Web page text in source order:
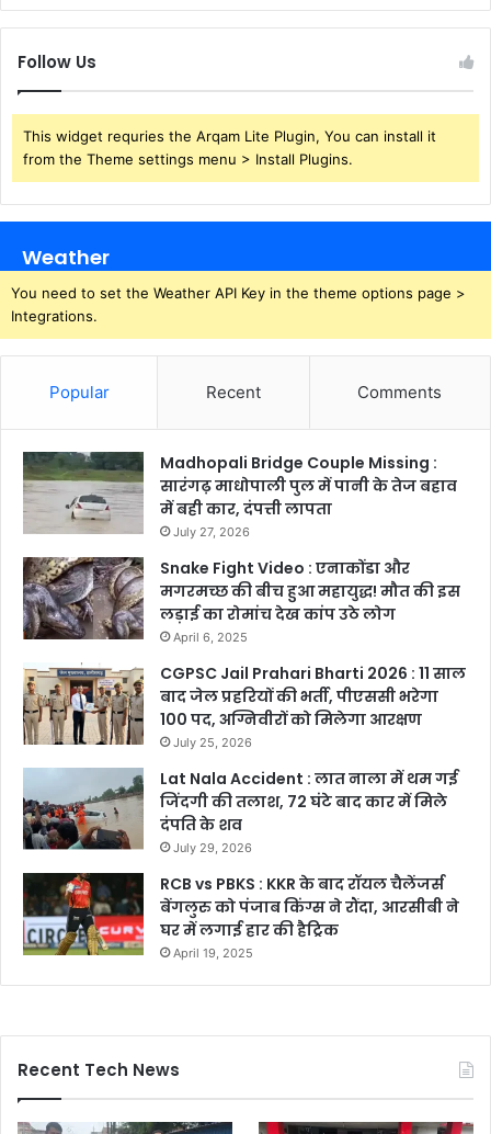
Follow Us
This widget requries the Arqam Lite Plugin, You can install it
from the Theme settings menu > Install Plugins.
Weather
You need to set the Weather API Key in the theme options page >
Integrations.
Popular Recent Comments
Madhopali Bridge Couple Missing :
सारंगढ़ माधोपाली पुल में पानी के तेज बहाव
में बही कार, दंपत्ती लापता
July 27, 2026
Snake Fight Video : एनाकोंडा और
मगरमच्छ की बीच हुआ महायुद्ध! मौत की इस
लड़ाई का रोमांच देख कांप उठे लोग
April 6, 2025
CGPSC Jail Prahari Bharti 2026 : 11 साल
बाद जेल प्रहरियों की भर्ती, पीएससी भरेगा
100 पद, अग्निवीरों को मिलेगा आरक्षण
July 25, 2026
Lat Nala Accident : लात नाला में थम गई
जिंदगी की तलाश, 72 घंटे बाद कार में मिले
दंपति के शव
July 29, 2026
RCB vs PBKS : KKR के बाद रॉयल चैलेंजर्स
बेंगलुरु को पंजाब किंग्स ने रौंदा, आरसीबी ने
घर में लगाई हार की हैट्रिक
April 19, 2025
Recent Tech News